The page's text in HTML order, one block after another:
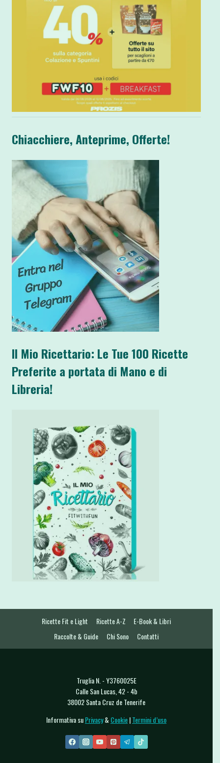
Chiacchiere, Anteprime, Offerte!
Il Mio Ricettario: Le Tue 100 Ricette
Preferite a portata di Mano e di
Libreria!
Ricette Fit e Light Ricette A-Z
E-Book & Libri
Raccolte & Guide
Chi Sono Contatti
Truglia N. - Y3760025E
Calle San Lucas, 42 - 4b
38002 Santa Cruz de Tenerife
Informativa suPrivacy& Cookie|Termini d’uso